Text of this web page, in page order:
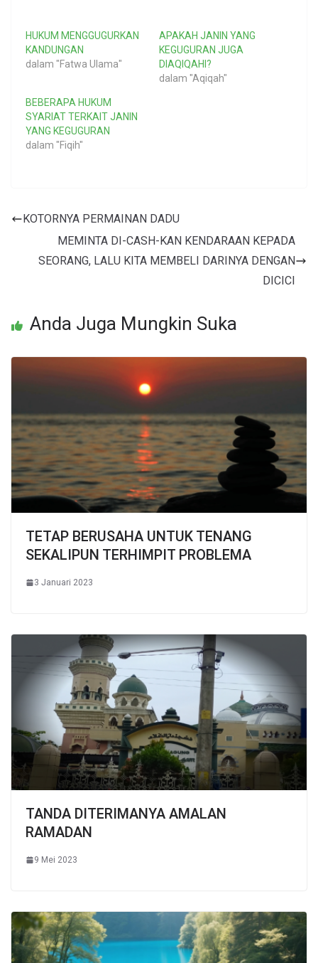
HUKUM MENGGUGURKAN
KANDUNGAN
dalam "Fatwa Ulama"
APAKAH JANIN YANG
KEGUGURAN JUGA
DIAQIQAHI?
dalam "Aqiqah"
BEBERAPA HUKUM
SYARIAT TERKAIT JANIN
YANG KEGUGURAN
dalam "Fiqih"
KOTORNYA PERMAINAN DADU
MEMINTA DI-CASH-KAN KENDARAAN KEPADA
SEORANG, LALU KITA MEMBELI DARINYA DENGAN
DICICI
Anda Juga Mungkin Suka
TETAP BERUSAHA UNTUK TENANG
SEKALIPUN TERHIMPIT PROBLEMA
3 Januari 2023
TANDA DITERIMANYA AMALAN
RAMADAN
9 Mei 2023